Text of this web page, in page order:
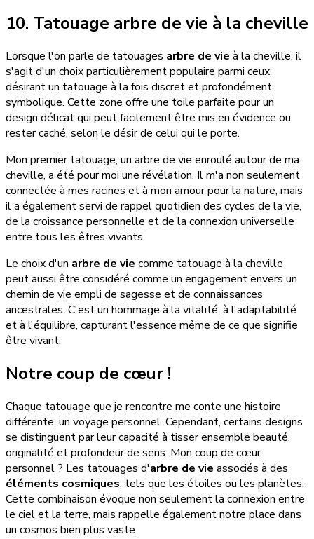
10. Tatouage arbre de vie à la cheville
Lorsque l'on parle de tatouages arbre de vie à la cheville, il
s'agit d'un choix particulièrement populaire parmi ceux
désirant un tatouage à la fois discret et profondément
symbolique. Cette zone offre une toile parfaite pour un
design délicat qui peut facilement être mis en évidence ou
rester caché, selon le désir de celui qui le porte.
Mon premier tatouage, un arbre de vie enroulé autour de ma
cheville, a été pour moi une révélation. Il m'a non seulement
connectée à mes racines et à mon amour pour la nature, mais
il a également servi de rappel quotidien des cycles de la vie,
de la croissance personnelle et de la connexion universelle
entre tous les êtres vivants.
Le choix d'un arbre de vie comme tatouage à la cheville
peut aussi être considéré comme un engagement envers un
chemin de vie empli de sagesse et de connaissances
ancestrales. C'est un hommage à la vitalité, à l'adaptabilité
et à l'équilibre, capturant l'essence même de ce que signifie
être vivant.
Notre coup de cœur !
Chaque tatouage que je rencontre me conte une histoire
différente, un voyage personnel. Cependant, certains designs
se distinguent par leur capacité à tisser ensemble beauté,
originalité et profondeur de sens. Mon coup de cœur
personnel ? Les tatouages d'arbre de vie associés à des
éléments cosmiques, tels que les étoiles ou les planètes.
Cette combinaison évoque non seulement la connexion entre
le ciel et la terre, mais rappelle également notre place dans
un cosmos bien plus vaste.